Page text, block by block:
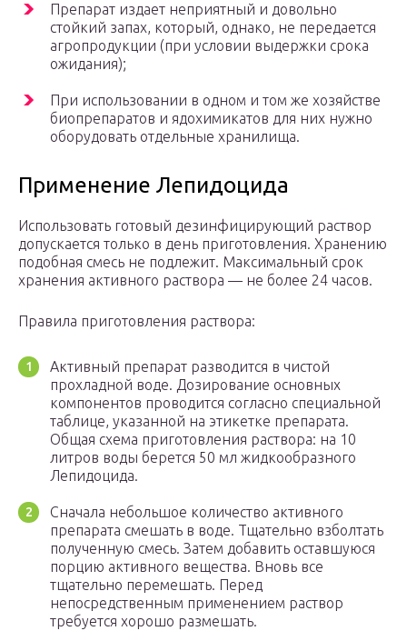
Препарат издает неприятный и довольно
стойкий запах, который, однако, не передается
агропродукции (при условии выдержки срока
ожидания);
При использовании в одном и том же хозяйстве
биопрепаратов и ядохимикатов для них нужно
оборудовать отдельные хранилища.
Применение Лепидоцида
Использовать готовый дезинфицирующий раствор
допускается только в день приготовления. Хранению
подобная смесь не подлежит. Максимальный срок
хранения активного раствора — не более 24 часов.
Правила приготовления раствора:
Активный препарат разводится в чистой
прохладной воде. Дозирование основных
компонентов проводится согласно специальной
таблице, указанной на этикетке препарата.
Общая схема приготовления раствора: на 10
литров воды берется 50 мл жидкообразного
Лепидоцида.
Сначала небольшое количество активного
препарата смешать в воде. Тщательно взболтать
полученную смесь. Затем добавить оставшуюся
порцию активного вещества. Вновь все
тщательно перемешать. Перед
непосредственным применением раствор
требуется хорошо размешать.